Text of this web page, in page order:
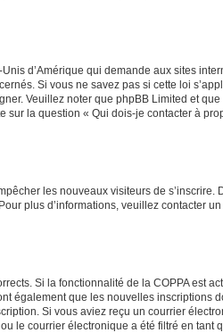
d’Amérique qui demande aux sites
Si vous ne savez pas si cette loi
Veuillez noter que phpBB Limited et
la question « Qui dois-je contacter à
les nouveaux visiteurs de
plus d’informations, veuillez contacter
Si la fonctionnalité de la COPPA est
également que les nouvelles inscriptions
Si vous aviez reçu un courrier
le courrier électronique a été filtré en